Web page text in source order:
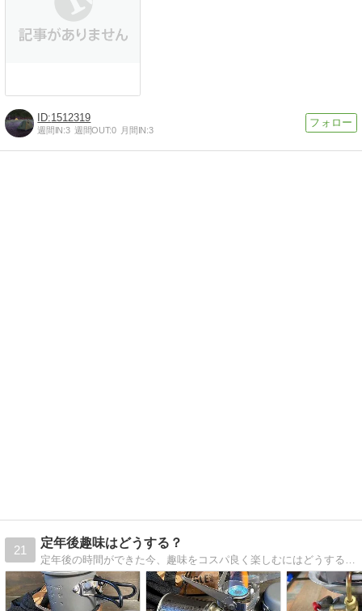
1512319
週間IN:3 週間OUT:0 月間IN:3
21
定年後趣味はどうする？